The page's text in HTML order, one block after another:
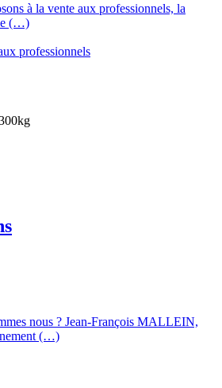
à la vente aux professionnels, la
(…)
professionnels
nous ? Jean-François MALLEIN,
(…)